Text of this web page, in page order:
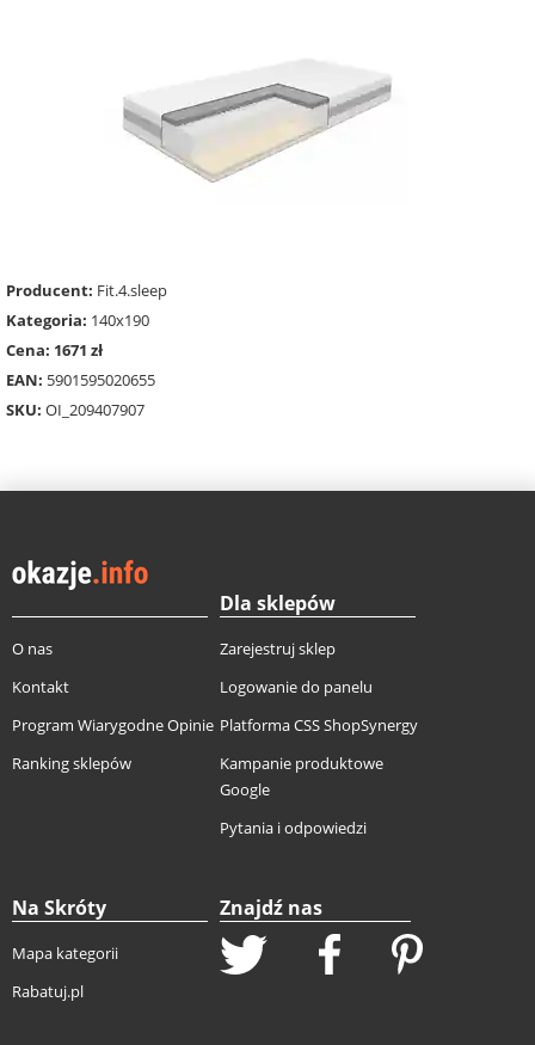
Producent: Fit.4.sleep
Kategoria: 140x190
Cena: 1671 zł
EAN: 5901595020655
SKU: OI_209407907
O nas
Kontakt
Program Wiarygodne Opinie
Ranking sklepów
Dla sklepów
Zarejestruj sklep
Logowanie do panelu
Platforma CSS ShopSynergy
Kampanie produktowe
Google
Pytania i odpowiedzi
Na Skróty
Mapa kategorii
Rabatuj.pl
Znajdź nas